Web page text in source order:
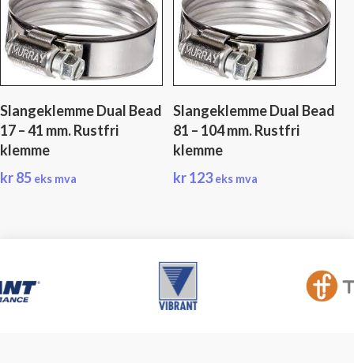
Slangeklemme Dual Bead
17 – 41 mm. Rustfri
klemme
kr85 eks mva
Slangeklemme Dual Bead
81 – 104 mm. Rustfri
klemme
kr123 eks mva